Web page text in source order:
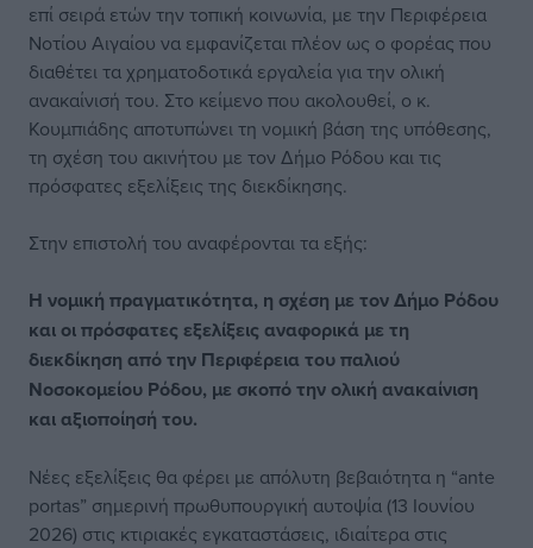
επί σειρά ετών την τοπική κοινωνία, με την Περιφέρεια
Νοτίου Αιγαίου να εμφανίζεται πλέον ως ο φορέας που
διαθέτει τα χρηματοδοτικά εργαλεία για την ολική
ανακαίνισή του. Στο κείμενο που ακολουθεί, ο κ.
Κουμπιάδης αποτυπώνει τη νομική βάση της υπόθεσης,
τη σχέση του ακινήτου με τον Δήμο Ρόδου και τις
πρόσφατες εξελίξεις της διεκδίκησης.
Στην επιστολή του αναφέρονται τα εξής:
Η νομική πραγματικότητα, η σχέση με τον Δήμο Ρόδου
και οι πρόσφατες εξελίξεις αναφορικά με τη
διεκδίκηση από την Περιφέρεια του παλιού
Νοσοκομείου Ρόδου, με σκοπό την ολική ανακαίνιση
και αξιοποίησή του.
Νέες εξελίξεις θα φέρει με απόλυτη βεβαιότητα η “ante
portas” σημερινή πρωθυπουργική αυτοψία (13 Ιουνίου
2026) στις κτιριακές εγκαταστάσεις, ιδιαίτερα στις